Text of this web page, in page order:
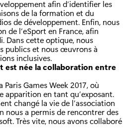
afin d’identifier les
de la formation et du
de développement. Enfin, nous
de l’eSport en France, afin
Dans cette optique, nous
publics et nous œuvrons à
inclusives.
est née la collaboration entre
Games Week 2017, où
apparition en tant qu’exposant.
changé la vie de l’association
nous a permis de rencontrer des
Très vite, nous avons collaboré